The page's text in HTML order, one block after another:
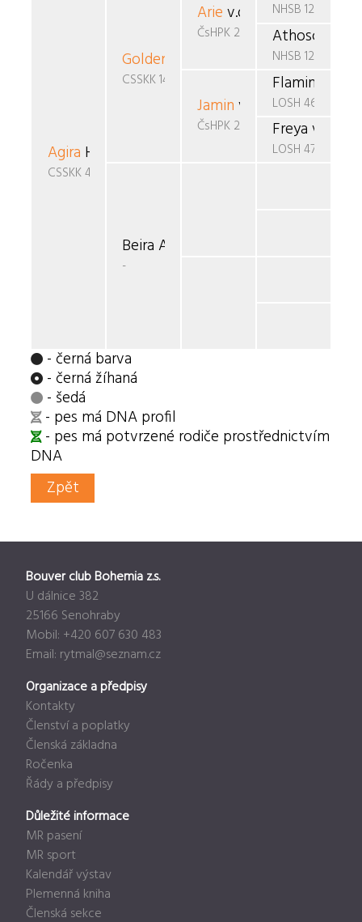
Agira Horned
CSSKK 434/94
Golden
CSSKK 146/91/90
Beira Aghil Jokoto CS
-
Arie v.d. Ramselaar
ČsHPK 20/88/88/89
Jamin van de
ČsHPK 2-86/85/88
NHSB 1290690
Athosca v.d.
NHSB 1227295
Flaming Star
LOSH 462670
Freya v.d.
LOSH 473563
- černá barva
- černá žíhaná
- šedá
- pes má DNA profil
- pes má potvrzené rodiče prostřednictvím
DNA
Zpět
Bouver club Bohemia z.s.
U dálnice 382
25166 Senohraby
Mobil: +420 607 630 483
Email: rytmal@seznam.cz
Organizace a předpisy
Kontakty
Členství a poplatky
Členská základna
Ročenka
Řády a předpisy
Důležité informace
MR pasení
MR sport
Kalendář výstav
Plemenná kniha
Členská sekce